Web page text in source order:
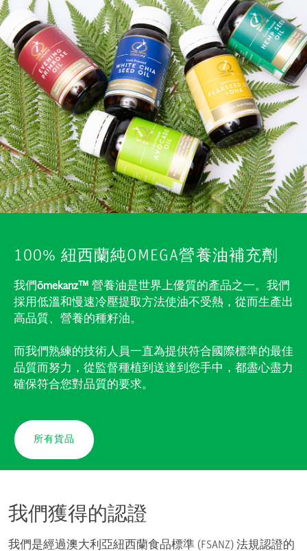
100% 紐西蘭純OMEGA營養油補充劑
我們ōmekanz™ 營養油是世界上優質的產品之一。我們
採用低溫和慢速冷壓提取方法使油不受熱，從而生產出
高品質、營養的種籽油。
而我們熟練的技術人員一直為提供符合國際標準的最佳
品質而努力，從監督種植到送達到您手中，都盡心盡力
確保符合您對品質的要求。
所有貨品
我們獲得的認證
我們是經過澳大利亞紐西蘭食品標準 (FSANZ) 法規認證的